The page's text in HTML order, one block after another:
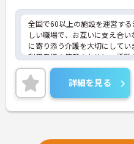
全国で60以上の施設を運営す
しい職場で、お互いに支え合
に寄り添う介護を大切にしてい
利用者様の笑顔のために一所
ム連携を大切に勤務出来る方を
ご興味ある方には、面接対策ポ
詳細をお話しいたしますのでお
い！
詳細を見る